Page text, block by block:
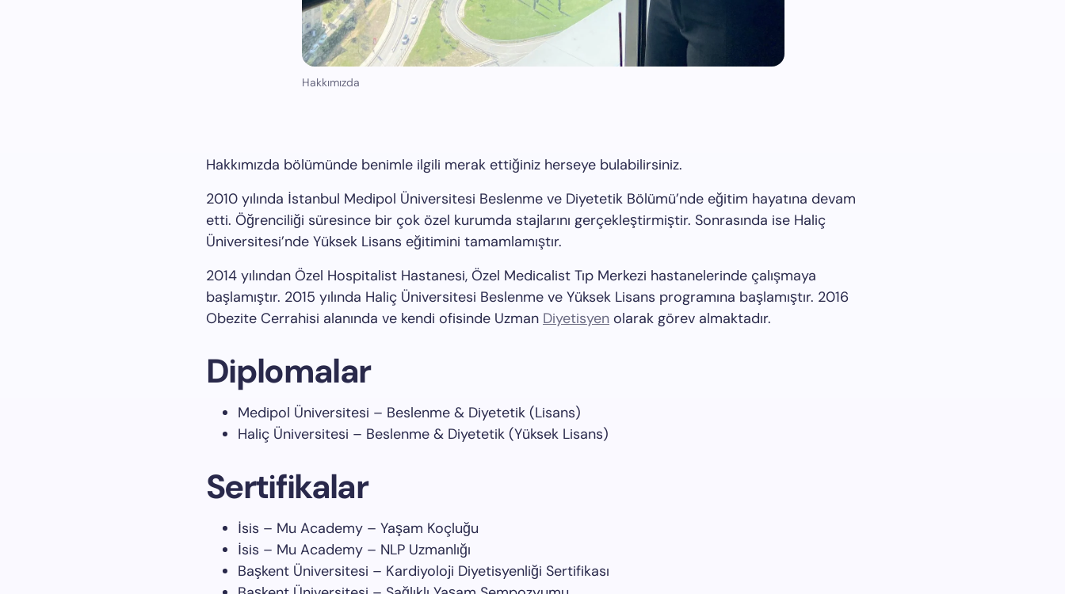
Hakkımızda
Hakkımızda bölümünde benimle ilgili merak ettiğiniz herseye bulabilirsiniz.
2010 yılında İstanbul Medipol Üniversitesi Beslenme ve Diyetetik Bölümü’nde eğitim hayatına devam
etti. Öğrenciliği süresince bir çok özel kurumda stajlarını gerçekleştirmiştir. Sonrasında ise Haliç
Üniversitesi’nde Yüksek Lisans eğitimini tamamlamıştır.
2014 yılından Özel Hospitalist Hastanesi, Özel Medicalist Tıp Merkezi hastanelerinde çalışmaya
başlamıştır. 2015 yılında Haliç Üniversitesi Beslenme ve Yüksek Lisans programına başlamıştır. 2016
Obezite Cerrahisi alanında ve kendi ofisinde Uzman Diyetisyen olarak görev almaktadır.
Diplomalar
Medipol Üniversitesi – Beslenme & Diyetetik (Lisans)
Haliç Üniversitesi – Beslenme & Diyetetik (Yüksek Lisans)
Sertifikalar
İsis – Mu Academy – Yaşam Koçluğu
İsis – Mu Academy – NLP Uzmanlığı
Başkent Üniversitesi – Kardiyoloji Diyetisyenliği Sertifikası